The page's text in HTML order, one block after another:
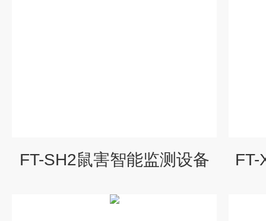
FT-SH2鼠害智能监测设备 FT-